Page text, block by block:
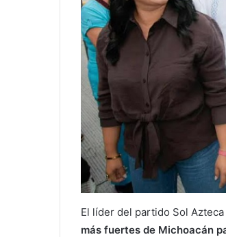
El líder del partido Sol
más fuertes de Michoacán